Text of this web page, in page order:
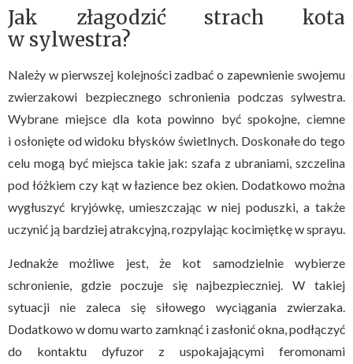
Jak złagodzić strach kota
w sylwestra?
Należy w pierwszej kolejności zadbać o zapewnienie swojemu
zwierzakowi bezpiecznego schronienia podczas sylwestra.
Wybrane miejsce dla kota powinno być spokojne, ciemne
i osłonięte od widoku błysków świetlnych. Doskonałe do tego
celu mogą być miejsca takie jak: szafa z ubraniami, szczelina
pod łóżkiem czy kąt w łazience bez okien. Dodatkowo można
wygłuszyć kryjówkę, umieszczając w niej poduszki, a także
uczynić ją bardziej atrakcyjną, rozpylając kocimiętkę w sprayu.
Jednakże możliwe jest, że kot samodzielnie wybierze
schronienie, gdzie poczuje się najbezpieczniej. W takiej
sytuacji nie zaleca się siłowego wyciągania zwierzaka.
Dodatkowo w domu warto zamknąć i zasłonić okna, podłączyć
do kontaktu dyfuzor z uspokajającymi feromonami